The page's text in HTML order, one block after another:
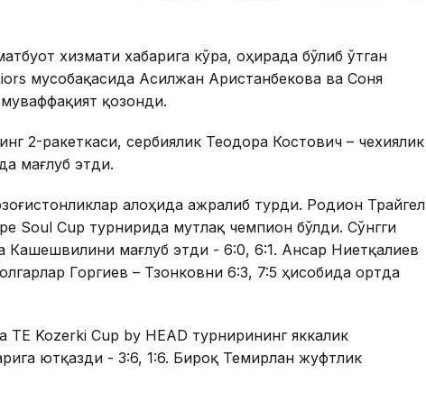
хизмати хабарига кўра, Қоҳирада бўлиб ўтган
мусобақасида Асилжан Аристанбекова ва Соня
қозонди.
2-ракеткаси, сербиялик Теодора Костович – чехиялик
мағлуб этди.
алоҳида ажралиб турди. Родион Трайгел
Soul Cup турнирида мутлақ чемпион бўлди. Сўнгги
Кашешвилини мағлуб этди - 6:0, 6:1. Ансар Ниетқалиев
Горгиев – Тзонковни 6:3, 7:5 ҳисобида ортда
Kozerki Cup by HEAD турнирининг яккалик
ютқазди - 3:6, 1:6. Бироқ Темирлан жуфтлик